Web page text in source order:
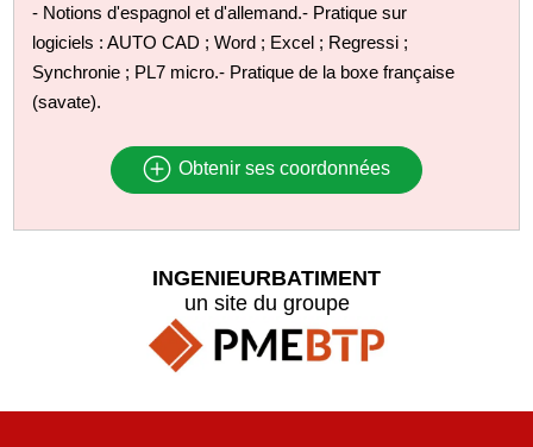
- Notions d'espagnol et d'allemand.- Pratique sur
logiciels : AUTO CAD ; Word ; Excel ; Regressi ;
Synchronie ; PL7 micro.- Pratique de la boxe française
(savate).
Obtenir ses coordonnées
INGENIEURBATIMENT
un site du groupe